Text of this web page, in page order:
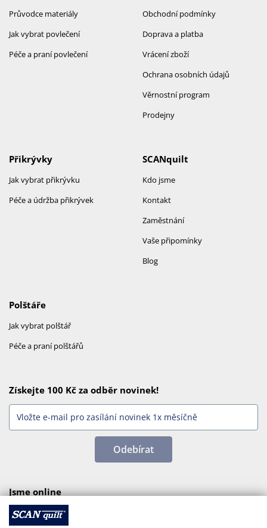
Průvodce materiály
Jak vybrat povlečení
Péče a praní povlečení
Obchodní podmínky
Doprava a platba
Vrácení zboží
Ochrana osobních údajů
Věrnostní program
Prodejny
SCANquilt
Kdo jsme
Kontakt
Zaměstnání
Vaše připomínky
Blog
Přikrývky
Jak vybrat přikrývku
Péče a údržba přikrývek
Polštáře
Jak vybrat polštář
Péče a praní polštářů
Získejte 100 Kč za odběr novinek!
Odebírat
Jsme online